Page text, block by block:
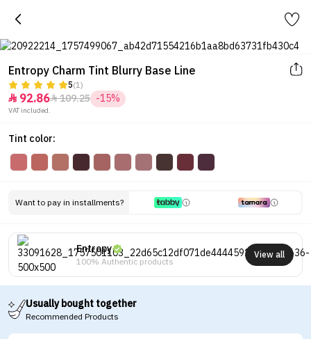
Entropy Charm Tint Blurry Base Line
5(1)
 92.86109.25 -15%
VAT included.
Tint color:
Want to pay in installments?
Entropy
100% Authentic products
View all
Usually bought together
Recommended Products